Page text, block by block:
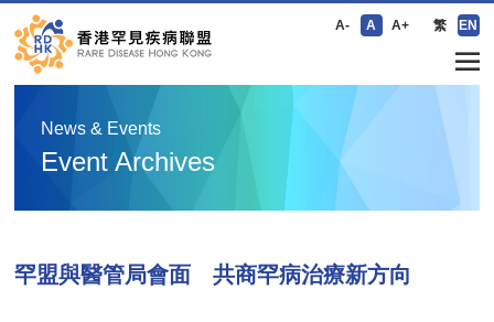
A- A A+ 繁 EN
News & Events
Event Archives
罕盟與醫管局會面 共商罕病治療新方向